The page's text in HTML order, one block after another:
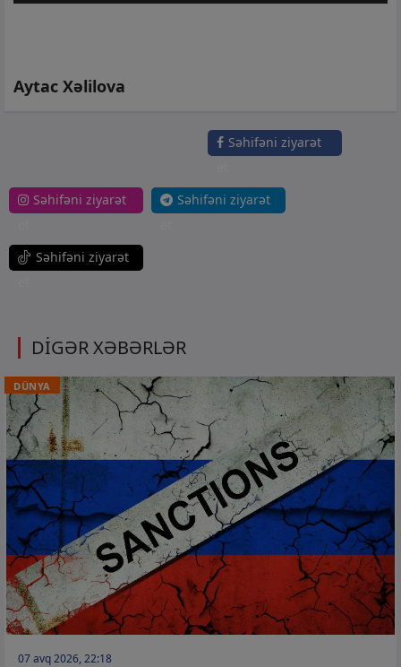
Aytac Xəlilova
Səhifəni ziyarət
Səhifəni ziyarət
Səhifəni ziyarət
Səhifəni ziyarət
DİGƏR XƏBƏRLƏR
DÜNYA
07 avq 2026, 22:18